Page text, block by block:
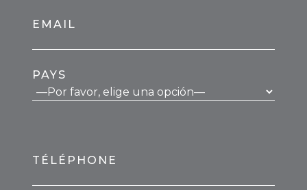
EMAIL
PAYS
TÉLÉPHONE